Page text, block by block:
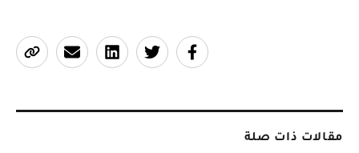
مقالات ذات صلة